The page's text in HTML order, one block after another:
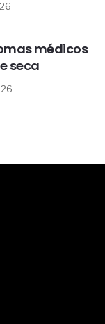
médicos
seca